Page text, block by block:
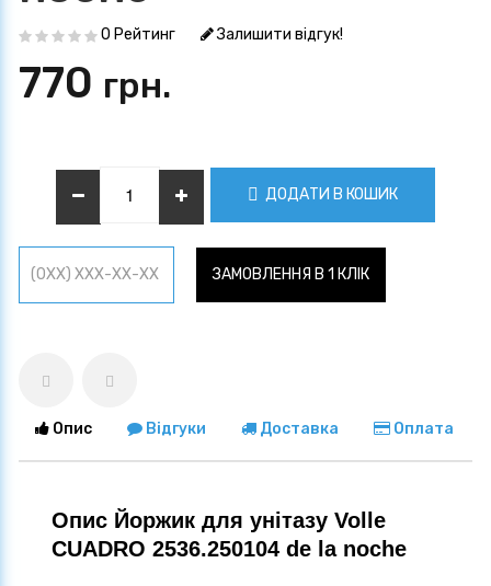
0 Рейтинг Залишити відгук!
770 грн.
ДОДАТИ В КОШИК
ЗАМОВЛЕННЯ В 1 КЛІК
Опис Відгуки Доставка Оплата
Опис Йоржик для унітазу Volle
CUADRO 2536.250104 de la noche